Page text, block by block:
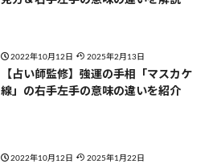
2022年10月12日 2025年2月13日
【占い師監修】強運の手相「マスカケ
線」の右手左手の意味の違いを紹介
2022年10月12日 2025年1月22日